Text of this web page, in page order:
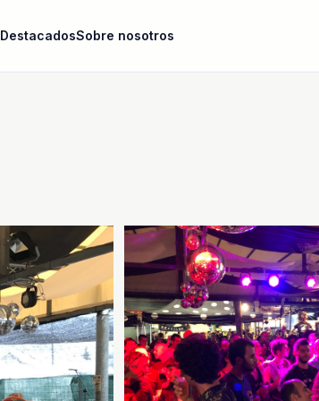
DestacadosSobre nosotros